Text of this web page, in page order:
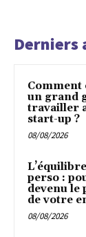
Derniers
un grand
travailler
start-up ?
08/08/2026
perso :
devenu le
de votre
08/08/2026